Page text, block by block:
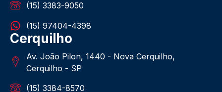
(15) 3383-9050
(15) 97404-4398
Cerquilho
Av. João Pilon, 1440 - Nova Cerquilho,
Cerquilho - SP
(15) 3384-8570